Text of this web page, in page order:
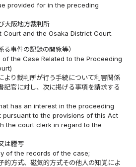
provided for in the preceding
大阪地方裁判所
Court and the Osaka District Court.
る事件の記録の閲覧等）
the Case Related to the Proceeding
より裁判所が行う手続について利害関係
記官に対し、次に掲げる事項を請求する
has an interest in the proceeding
to the provisions of this Act
the court clerk in regard to the
は謄写
of the records of the case;
的方式、磁気的方式その他人の知覚によ